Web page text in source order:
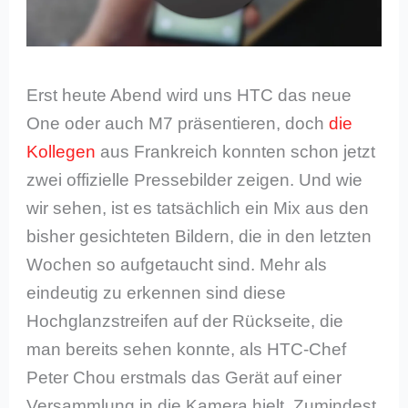
Erst heute Abend wird uns HTC das neue
One oder auch M7 präsentieren, dochdie
Kollegen aus Frankreich konnten schon jetzt
zwei offizielle Pressebilder zeigen. Und wie
wir sehen, ist es tatsächlich ein Mix aus den
bisher gesichteten Bildern, die in den letzten
Wochen so aufgetaucht sind. Mehr als
eindeutig zu erkennen sind diese
Hochglanzstreifen auf der Rückseite, die
man bereits sehen konnte, als HTC-Chef
Peter Chou erstmals das Gerät auf einer